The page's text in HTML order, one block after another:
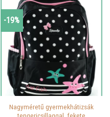
-19%
Nagyméretű gyermekhátizsák
tengericsillaggal, fekete